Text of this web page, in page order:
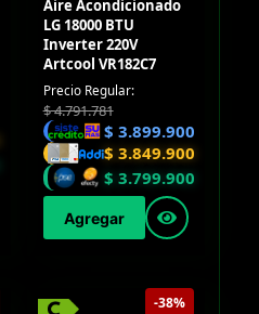
Aire Acondicionado
LG 18000 BTU
Inverter 220V
Artcool VR182C7
Precio Regular:
$4.791.781
$ 3.899.900
$ 3.849.900
$ 3.799.900
Agregar
-38%